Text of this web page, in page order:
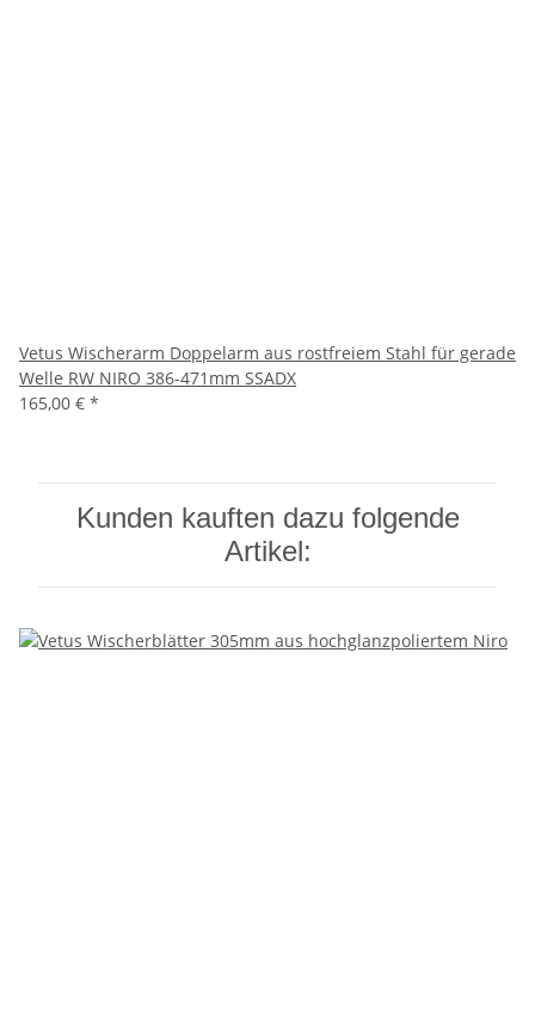
Vetus Wischerarm Doppelarm aus rostfreiem Stahl für gerade
Welle RW NIRO 386-471mm SSADX
165,00 € *
Kunden kauften dazu folgende
Artikel: